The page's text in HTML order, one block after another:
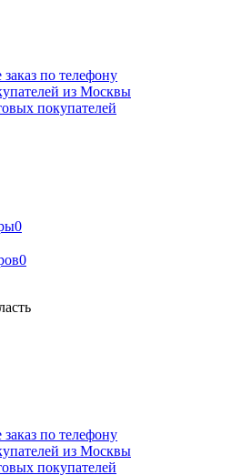
заказ по телефону
из Москвы
покупателей
0
0
заказ по телефону
из Москвы
покупателей